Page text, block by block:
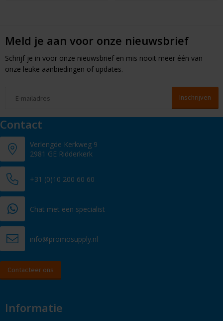
Meld je aan voor onze nieuwsbrief
Schrijf je in voor onze nieuwsbrief en mis nooit meer één van
onze leuke aanbiedingen of updates.
Contact
Verlengde Kerkweg 9
2981 GE Ridderkerk
+31 (0)10 200 60 60
Chat met een specialist
info@promosupply.nl
Contacteer ons
Informatie